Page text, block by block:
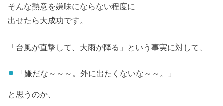
そんな熱意を嫌味にならない程度に
出せたら大成功です。
「台風が直撃して、大雨が降る」という事実に対して、
「嫌だな～～～。外に出たくないな～～。」
と思うのか、